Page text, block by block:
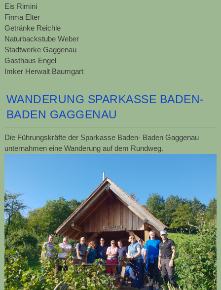
Eis Rimini
Firma Elter
Getränke Reichle
Naturbackstube Weber
Stadtwerke Gaggenau
Gasthaus Engel
Imker Herwalt Baumgart
WANDERUNG SPARKASSE BADEN-
BADEN GAGGENAU
Die Führungskräfte der Sparkasse Baden- Baden Gaggenau
unternahmen eine Wanderung auf dem Rundweg.